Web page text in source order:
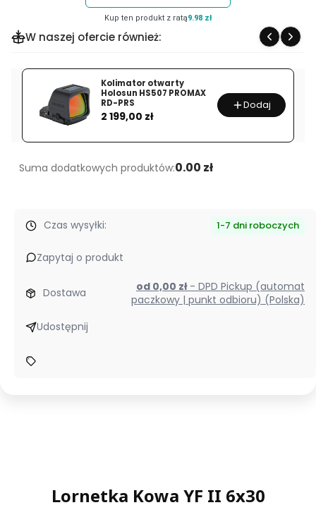
Lornetka
YF
Kup ten produkt z ratą9.98 zł
W naszej ofercie również:
Kolimator otwarty
Holosun HS507 PROMAX
RD-PRS
Cena
2 199,00 zł
Dodaj
Suma dodatkowych produktów:0.00 zł
Czas wysyłki: 1-7 dni roboczych
Zapytaj o produkt
Dostawa od 0,00 zł - DPD Pickup (automat
paczkowy | punkt odbioru) (Polska)
Udostępnij
Lornetka Kowa YF II 6x30